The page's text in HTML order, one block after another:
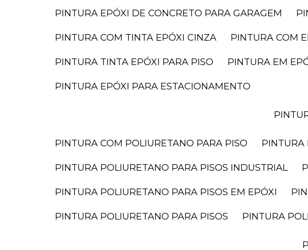
PINTURA EPÓXI DE CONCRETO PARA GARAGEM
PINTURA COM TINTA EPÓXI CINZA PINTURA COM
PINTURA TINTA EPÓXI PARA PISO PINTURA EM
PINTURA EPÓXI PARA ESTACIONAMENTO
PINTURA COM POLIURETANO PARA PISO
PINTURA POLIURETANO PARA PISOS INDUSTRIAL
PINTURA POLIURETANO PARA PISOS EM EPÓXI
PINTURA POLIURETANO PARA PISOS PINTURA